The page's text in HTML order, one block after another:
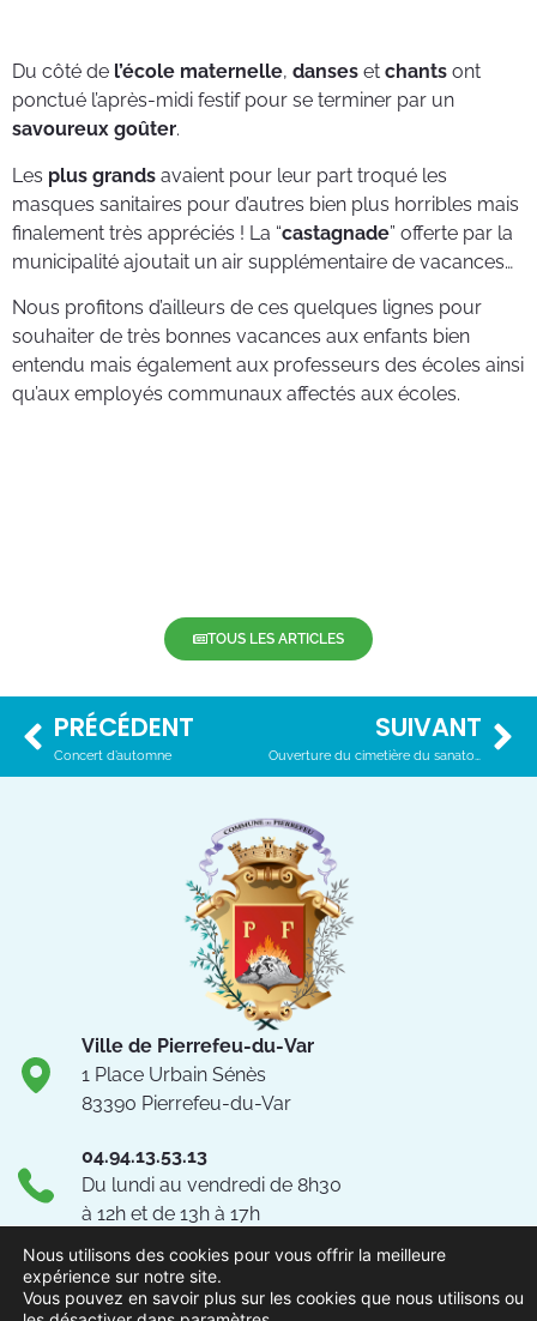
Du côté de l’école maternelle, danses et chants ont
ponctué l’après-midi festif pour se terminer par un
savoureux goûter.
Les plus grands avaient pour leur part troqué les
masques sanitaires pour d’autres bien plus horribles mais
finalement très appréciés ! La “castagnade” offerte par la
municipalité ajoutait un air supplémentaire de vacances…
Nous profitons d’ailleurs de ces quelques lignes pour
souhaiter de très bonnes vacances aux enfants bien
entendu mais également aux professeurs des écoles ainsi
qu’aux employés communaux affectés aux écoles.
TOUS LES ARTICLES
PRÉCÉDENT
Concert d’automne
SUIVANT
Ouverture du cimetière du sanatorium
Ville de Pierrefeu-du-Var
1 Place Urbain Sénès
83390 Pierrefeu-du-Var
04.94.13.53.13
Du lundi au vendredi de 8h30
à 12h et de 13h à 17h
NOUS CONTACTER
Suivez-nous !
Nous utilisons des cookies pour vous offrir la meilleure
expérience sur notre site.
Vous pouvez en savoir plus sur les cookies que nous utilisons ou